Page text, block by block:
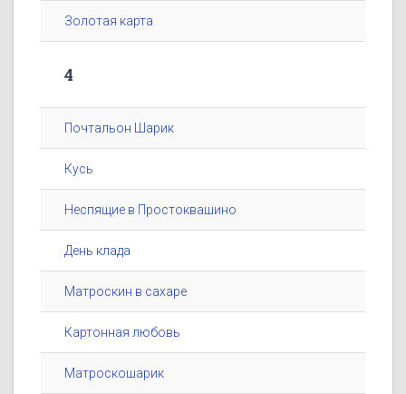
Золотая карта
4
Почтальон Шарик
Кусь
Неспящие в Простоквашино
День клада
Матроскин в сахаре
Картонная любовь
Матроскошарик